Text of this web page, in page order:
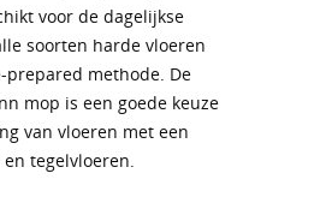
voor de dagelijkse
soorten harde vloeren
prepared methode. De
mop is een goede keuze
van vloeren met een
tegelvloeren.